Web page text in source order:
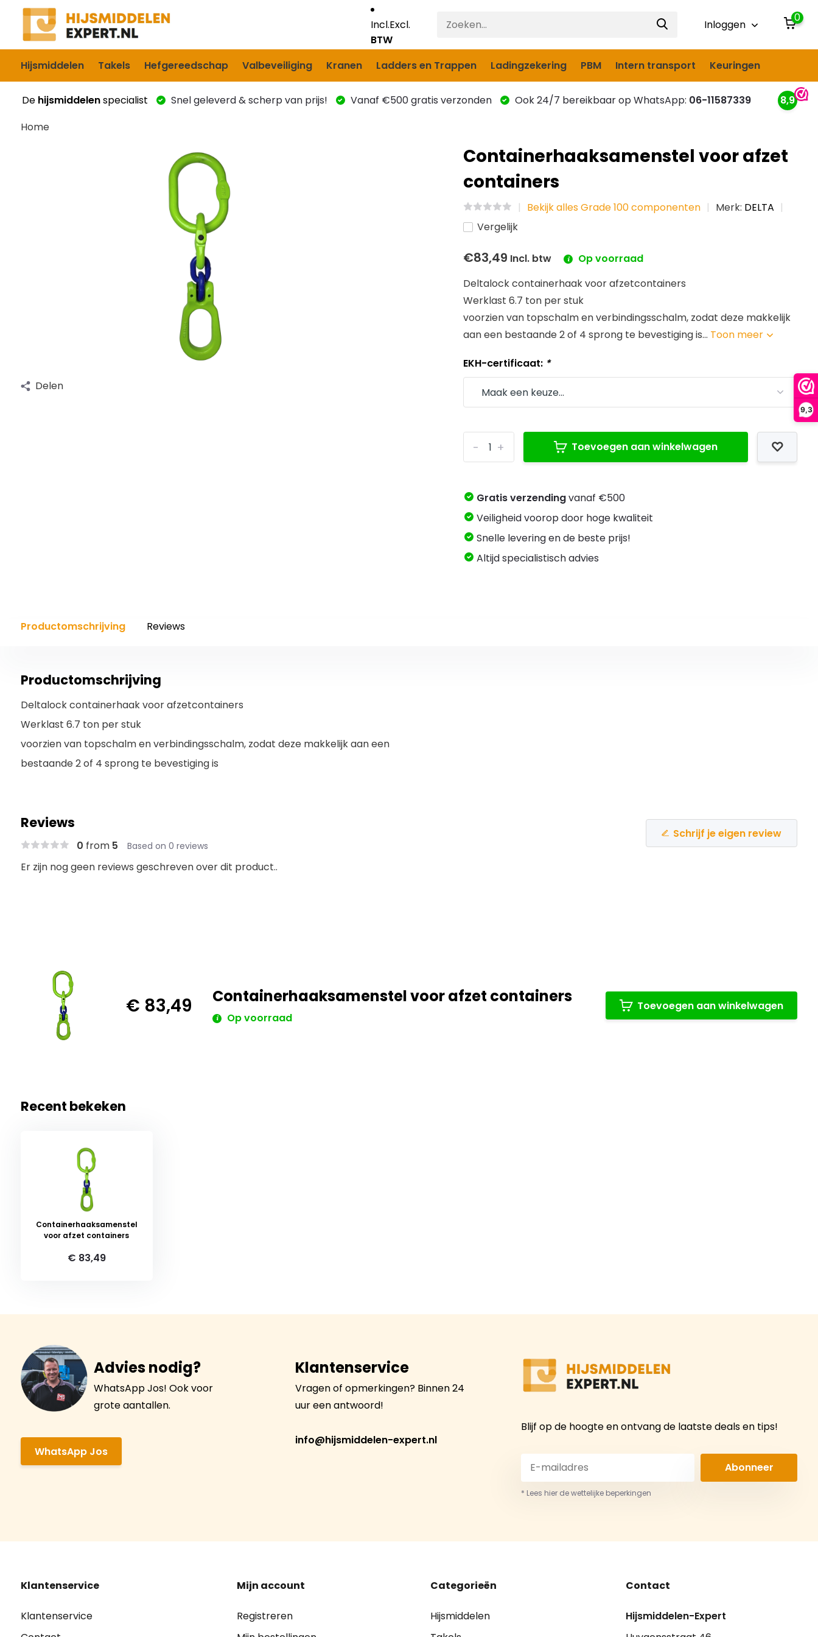
9,3
Incl.Excl.
BTW
Inloggen
0
Hijsmiddelen Takels Hefgereedschap Valbeveiliging Kranen Ladders en Trappen Ladingzekering PBM Intern transport Keuringen
De hijsmiddelenspecialist Snel geleverd & scherp van prijs! Vanaf €500 gratis verzonden Ook 24/7 bereikbaar op WhatsApp: 06-11587339
8,9
Home
Delen
Containerhaaksamenstel voor afzet
containers
Bekijk alles Grade 100 componenten Merk: DELTA
Vergelijk
€83,49 Incl. btw
Op voorraad
Deltalock containerhaak voor afzetcontainers
Werklast 6.7 ton per stuk
voorzien van topschalm en verbindingsschalm, zodat deze makkelijk
aan een bestaande 2 of 4 sprong te bevestiging is... Toon meer
EKH-certificaat: *
+
- Toevoegen aan winkelwagen
Gratis verzendingvanaf €500
Veiligheid voorop door hoge kwaliteit
Snelle levering en de beste prijs!
Altijd specialistisch advies
Productomschrijving Reviews
Productomschrijving
Deltalock containerhaak voor afzetcontainers
Werklast 6.7 ton per stuk
voorzien van topschalm en verbindingsschalm, zodat deze makkelijk aan een
bestaande 2 of 4 sprong te bevestiging is
Reviews
0 from 5 Based on 0 reviews
Schrijf je eigen review
Er zijn nog geen reviews geschreven over dit product..
€ 83,49 Containerhaaksamenstel voor afzet containers
Op voorraad
Toevoegen aan winkelwagen
Recent bekeken
Containerhaaksamenstel
voor afzet containers
€ 83,49
Advies nodig?
WhatsApp Jos! Ook voor
grote aantallen.
WhatsApp Jos
Klantenservice
Vragen of opmerkingen? Binnen 24
uur een antwoord!
info@hijsmiddelen-expert.nl
Blijf op de hoogte en ontvang de laatste deals en tips!
Abonneer
* Lees hier de wettelijke beperkingen
Klantenservice
Klantenservice
Mijn account
Registreren
Categorieën
Hijsmiddelen
Contact
Hijsmiddelen-Expert